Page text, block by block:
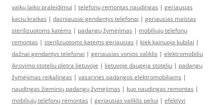
vaikų laiko praleidimui | telefonų remontas naudingas | geriausias
kaciu kraikas | dazniausiai gendantys telefonai | geriausias maistas
sterilizuotoms katėms | padangų žymėjimas | mobiliųjų telefonų
remontas | sterilizuotoms katėms geriausias | kiek kainuoja kubilai |
dažnai gendantys telefonai | geriausias vonios valiklis | elektromobiliu
ikrovimo stoteliu pletra lietuvoje | lietuvoje daugeja stoteliu | padangų
žymėjimas reikalingas | vasarinės padangos elektromobiliams |
naudingas žieminių padangų žymėjimas | kuo naudingas remontas |
mobiliųjų telefonų remontas | geriausias valiklis peliui | efektyvi